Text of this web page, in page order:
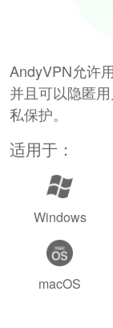
AndyVPN允许
并且可以隐匿
私保护。
适用于：
Windows
macOS